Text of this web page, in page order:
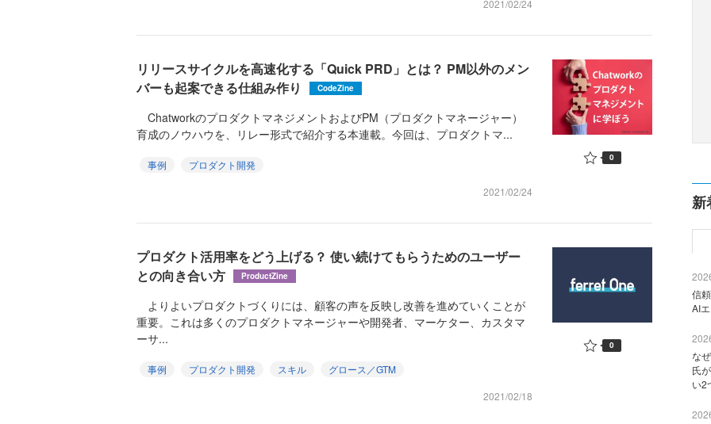
2021/02/24
リリースサイクルを高速化する「Quick PRD」とは？ PM以外のメン
バーも起案できる仕組み作り
CodeZine
ChatworkのプロダクトマネジメントおよびPM（プロダクトマネージャー）
育成のノウハウを、リレー形式で紹介する本連載。今回は、プロダクトマ...
事例
プロダクト開発
2021/02/24
0
プロダクト活用率をどう上げる？ 使い続けてもらうためのユーザー
との向き合い方
ProductZine
よりよいプロダクトづくりには、顧客の声を反映し改善を進めていくことが
重要。これは多くのプロダクトマネージャーや開発者、マーケター、カスタマ
ーサ...
事例 プロダクト開発 スキル
グロース／GTM
2021/02/18
0
新
信
AI
な
氏
い2